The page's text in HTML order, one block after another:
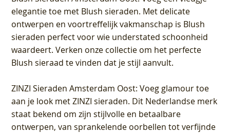
elegantie toe met Blush sieraden. Met delicate
ontwerpen en voortreffelijk vakmanschap is Blush
sieraden perfect voor wie understated schoonheid
waardeert. Verken onze collectie om het perfecte
Blush sieraad te vinden dat je stijl aanvult.
ZINZI Sieraden Amsterdam Oost: Voeg glamour toe
aan je look met ZINZI sieraden. Dit Nederlandse merk
staat bekend om zijn stijlvolle en betaalbare
ontwerpen, van sprankelende oorbellen tot verfijnde